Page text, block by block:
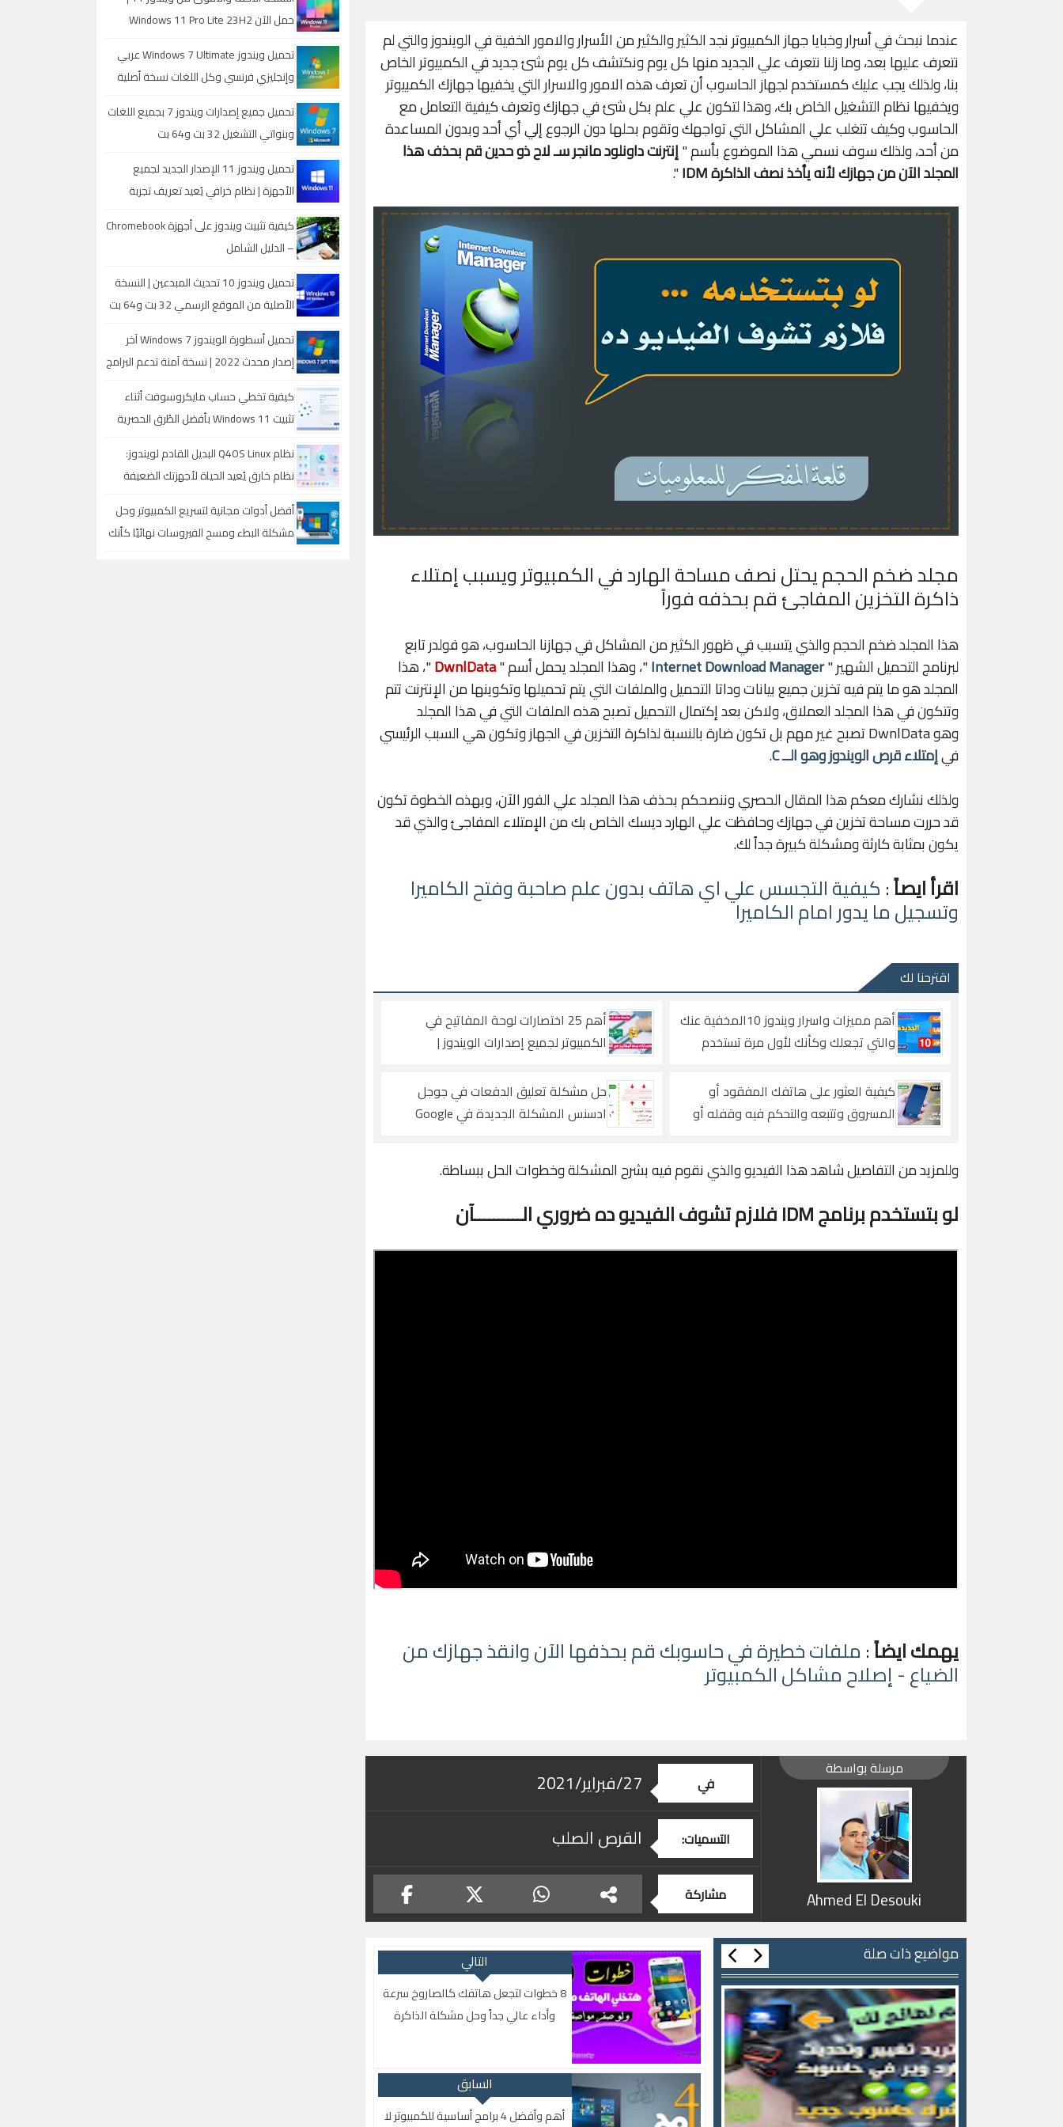
عندما نبحث في أسرار وخبايا جهاز الكمبيوتر نجد الكثير والكثير من الأسرار والامور الخفية في الويندوز والتي لم
نتعرف عليها بعد، وما زلنا نتعرف علي الجديد منها كل يوم ونكتشف كل يوم شئ جديد في الكمبيوتر الخاص
بنا، ولذلك يجب عليك كمستخدم لجهاز الحاسوب أن تعرف هذه الامور والاسرار التي يخفيها جهازك الكمبيوتر
ويخفيها نظام التشغيل الخاص بك، وهذا لتكون علي علم بكل شئ في جهازك وتعرف كيفية التعامل مع
الحاسوب وكيف تتغلب علي المشاكل التي تواجهك وتقوم بحلها دون الرجوع إلي أي أحد وبدون المساعدة
من أحد، ولذلك سوف نسمي هذا الموضوع بأسم "إنترنت داونلود مانجر سـ لاح ذو حدين قم بحذف هذا
المجلد الآن من جهازك لأنه يأخذ نصف الذاكرة IDM
".
مجلد ضخم الحجم يحتل نصف مساحة الهارد في الكمبيوتر ويسبب إمتلاء
ذاكرة التخزين المفاجئ قم بحذفه فوراً
هذا المجلد ضخم الحجم والذي يتسبب في ظهور الكثير من المشاكل في جهازنا الحاسوب، هو فولدر تابع
لبرنامج التحميل الشهير "Internet Download Manager"، وهذا المجلد يحمل أسم "DwnlData"، هذا
المجلد هو ما يتم فيه تخزين جميع بيانات وداتا التحميل والملفات التي يتم تحميلها وتكوينها من الإنترنت تتم
وتتكون في هذا المجلد العملاق، ولاكن بعد إكتمال التحميل تصبح هذه الملفات التي في هذا المجلد
وهو DwnlData تصبح غير مهم بل تكون ضارة بالنسبة لذاكرة التخزين في الجهاز وتكون هي السبب الرئيسي
فيإمتلاء قرص الويندوز وهو الــ C .
ولذلك نشارك معكم هذا المقال الحصري وننصحكم بحذف هذا المجلد علي الفور الآن، وبهذه الخطوة تكون
قد حررت مساحة تخزين في جهازك وحافظت علي الهارد ديسك الخاص بك من الإمتلاء المفاجئ والذي قد
يكون بمثابة كارثة ومشكلة كبيرة جداً لك.
اقرأ ايصاً: كيفية التجسس علي اي هاتف بدون علم صاحبة وفتح الكاميرا
وتسجيل ما يدور امام الكاميرا
اقترحنا لك
أهم مميزات واسرار ويندوز 10المخفية عنك
والتي تجعلك وكأنك لأول مرة تستخدم
أهم 25 اختصارات لوحة المفاتيح في
الكمبيوتر لجميع إصدارات الويندوز |
كيفية العثور على هاتفك المفقود أو
المسروق وتتبعه والتحكم فيه وقفله أو
حل مشكلة تعليق الدفعات في جوجل
ادسنس المشكلة الجديدة في Google
وللمزيد من التفاصيل شاهد هذا الفيديو والذي نقوم فيه بشرح المشكلة وخطوات الحل ببساطة.
لو بتستخدم برنامج IDM فلازم تشوف الفيديو ده ضروري الــــــــــآن
يهمك ايضاً: ملفات خطيرة في حاسوبك قم بحذفها الآن وانقذ جهازك من
الضياع - إصلاح مشاكل الكمبيوتر
مرسلة بواسطة
Ahmed El Desouki
في 27/فبراير/2021
التسميات: القرص الصلب
مشاركة
مواضيع ذات صلة التالي
8 خطوات لتجعل هاتفك كالصاروخ سرعة
وأداء عالي جداً وحل مشكلة الذاكرة
السابق
أهم وأفضل 4 برامج أساسية للكمبيوتر لا
حمل الآن Windows 11 Pro Lite 23H2
تحميل ويندوز Windows 7 Ultimate عربي
وإنجليزي فرنسي وكل اللغات نسخة أصلية
تحميل جميع إصدارات ويندوز 7 بجميع اللغات
وبنواتي التشغيل 32 بت و64 بت
تحميل ويندوز 11 الإصدار الجديد لجميع
الأجهزة | نظام خرافي يُعيد تعريف تجربة
كيفية تثبيت ويندوز على أجهزة Chromebook
– الدليل الشامل
تحميل ويندوز 10 تحديث المبدعين | النسخة
الأصلية من الموقع الرسمي 32 بت و64 بت
تحميل أسطورة الويندوز Windows 7 آخر
إصدار محدث 2022 | نسخة آمنة تدعم البرامج
كيفية تخطي حساب مايكروسوفت أثناء
تثبيت Windows 11 بأفضل الطُرق الحصرية
نظام Q4OS Linux البديل القادم لويندوز:
نظام خارق يُعيد الحياة لأجهزتك الضعيفة
أفضل أدوات مجانية لتسريع الكمبيوتر وحل
مشكلة البطء ومسح الفيروسات نهائيًا كأنك